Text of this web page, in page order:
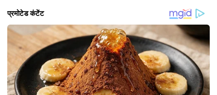
इसलिए मुश्किल वक्त में सलमान की राय उनके लिए हमेशा अहम
रहती है। सोहेल ने बताया कि वक्त के साथ दोनों भाइयों के बीच
भरोसा पहले से भी ज्यादा मजबूत हुआ है।